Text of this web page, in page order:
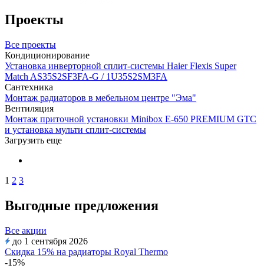
Проекты
Все проекты
Кондиционирование
Установка инверторной сплит-системы Haier Flexis Super
Match AS35S2SF3FA-G / 1U35S2SM3FA
Сантехника
Монтаж радиаторов в мебельном центре "Эма"
Вентиляция
Монтаж приточной установки Minibox E-650 PREMIUM GTC
и установка мульти сплит-системы
Загрузить еще
1 2 3
Выгодные предложения
Все акции
до 1 сентября 2026
Скидка 15% на радиаторы Royal Thermo
-15%